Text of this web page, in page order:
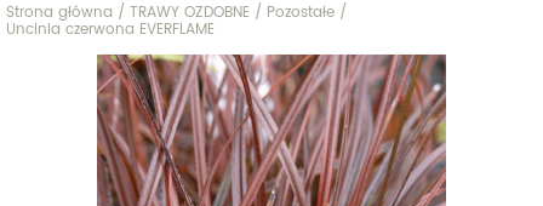
Strona główna / TRAWY OZDOBNE / Pozostałe /
Uncinia czerwona EVERFLAME